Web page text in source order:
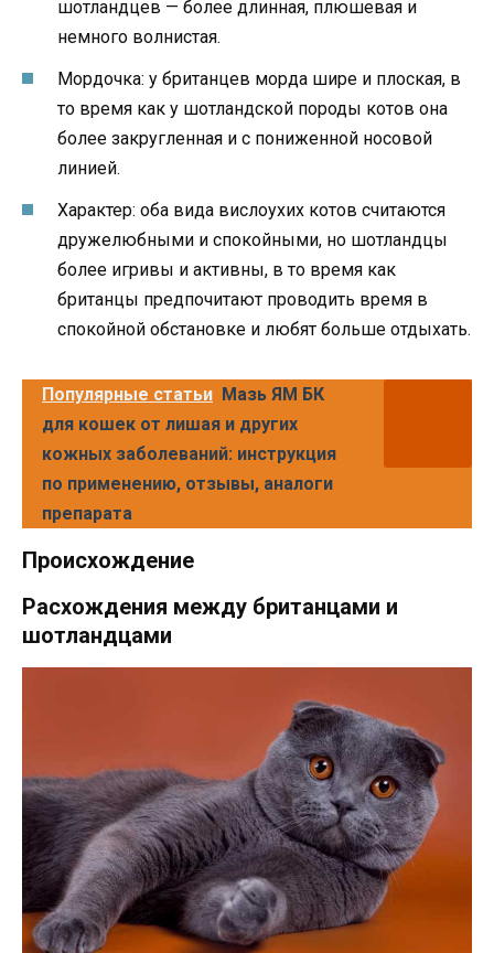
шотландцев — более длинная, плюшевая и
немного волнистая.
Мордочка: у британцев морда шире и плоская, в
то время как у шотландской породы котов она
более закругленная и с пониженной носовой
линией.
Характер: оба вида вислоухих котов считаются
дружелюбными и спокойными, но шотландцы
более игривы и активны, в то время как
британцы предпочитают проводить время в
спокойной обстановке и любят больше отдыхать.
Популярные статьи Мазь ЯМ БК
для кошек от лишая и других
кожных заболеваний: инструкция
по применению, отзывы, аналоги
препарата
Происхождение
Расхождения между британцами и
шотландцами